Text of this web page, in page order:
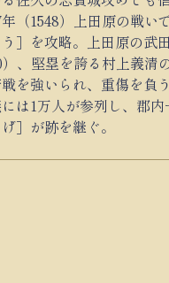
（1548）上田原の戦
］を攻略。上田原の武
、堅塁を誇る村上義
を強いられ、重傷を負
には1万人が参列し、郡
］が跡を継ぐ。